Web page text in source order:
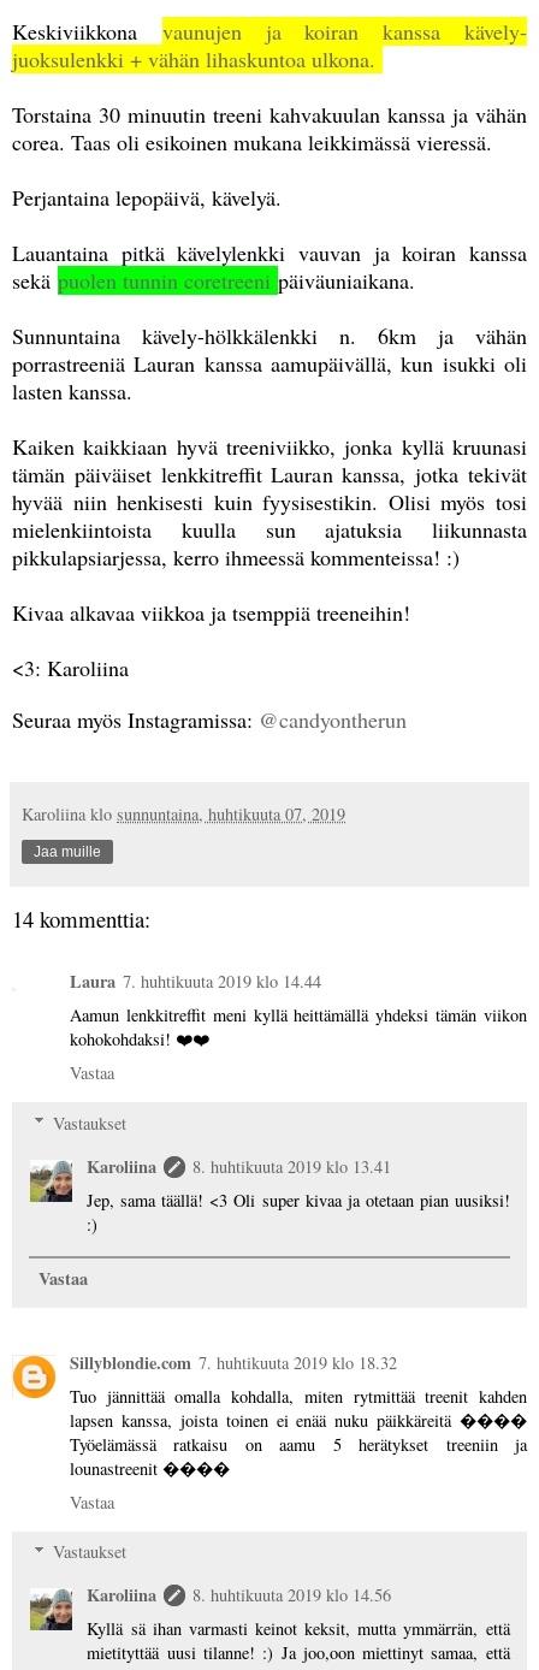
Keskiviikkona vaunujen ja koiran kanssa kävely-
juoksulenkki + vähän lihaskuntoa ulkona.
Torstaina 30 minuutin treeni kahvakuulan kanssa ja vähän
corea. Taas oli esikoinen mukana leikkimässä vieressä.
Perjantaina lepopäivä, kävelyä.
Lauantaina pitkä kävelylenkki vauvan ja koiran kanssa
sekä puolen tunnin coretreeni päiväuniaikana.
Sunnuntaina kävely-hölkkälenkki n. 6km ja vähän
porrastreeniä Lauran kanssa aamupäivällä, kun isukki oli
lasten kanssa.
Kaiken kaikkiaan hyvä treeniviikko, jonka kyllä kruunasi
tämän päiväiset lenkkitreffit Lauran kanssa, jotka tekivät
hyvää niin henkisesti kuin fyysisestikin. Olisi myös tosi
mielenkiintoista kuulla sun ajatuksia liikunnasta
pikkulapsiarjessa, kerro ihmeessä kommenteissa! :)
Kivaa alkavaa viikkoa ja tsemppiä treeneihin!
<3: Karoliina
Seuraa myös Instagramissa: @candyontherun
Karoliina klo sunnuntaina, huhtikuuta 07, 2019
Jaa muille
14 kommenttia:
Laura 7. huhtikuuta 2019 klo 14.44
Aamun lenkkitreffit meni kyllä heittämällä yhdeksi tämän viikon
kohokohdaksi! ❤️❤️
Vastaa
Vastaukset
Karoliina
8. huhtikuuta 2019 klo 13.41
Jep, sama täällä! <3 Oli super kivaa ja otetaan pian uusiksi!
:)
Vastaa
Sillyblondie.com 7. huhtikuuta 2019 klo 18.32
Tuo jännittää omalla kohdalla, miten rytmittää treenit kahden
lapsen kanssa, joista toinen ei enää nuku päikkäreitä ����
Työelämässä ratkaisu on aamu 5 herätykset treeniin ja
lounastreenit ����
Vastaa
Vastaukset
Karoliina
8. huhtikuuta 2019 klo 14.56
Kyllä sä ihan varmasti keinot keksit, mutta ymmärrän, että
mietityttää uusi tilanne! :) Ja joo,oon miettinyt samaa, että